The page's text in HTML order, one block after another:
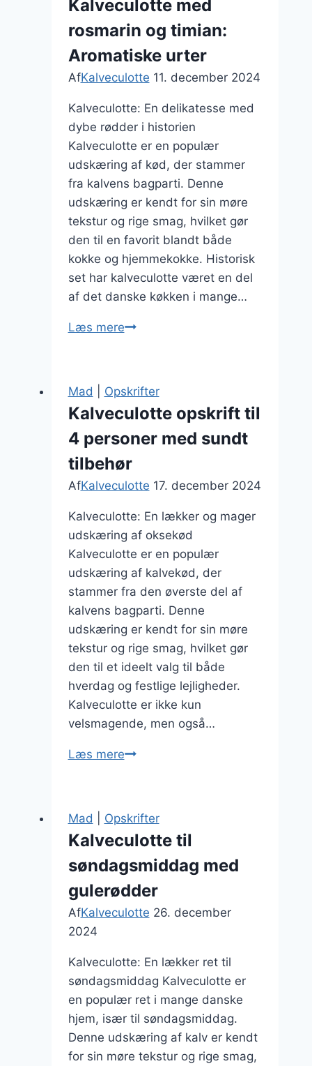
Kalveculotte med
rosmarin og timian:
Aromatiske urter
AfKalveculotte 11. december 2024
Kalveculotte: En delikatesse med
dybe rødder i historien
Kalveculotte er en populær
udskæring af kød, der stammer
fra kalvens bagparti. Denne
udskæring er kendt for sin møre
tekstur og rige smag, hvilket gør
den til en favorit blandt både
kokke og hjemmekokke. Historisk
set har kalveculotte været en del
af det danske køkken i mange…
Læs mereKalveculotte
og
Aromatiske
urter
Mad Opskrifter
Kalveculotte opskrift til
4 personer med sundt
tilbehør
AfKalveculotte 17. december 2024
Kalveculotte: En lækker og mager
udskæring af oksekød
Kalveculotte er en populær
udskæring af kalvekød, der
stammer fra den øverste del af
kalvens bagparti. Denne
udskæring er kendt for sin møre
tekstur og rige smag, hvilket gør
den til et ideelt valg til både
hverdag og festlige lejligheder.
Kalveculotte er ikke kun
velsmagende, men også…
Læs mereKalveculotte
4
med
sundt
tilbehør
Mad Opskrifter
Kalveculotte til
søndagsmiddag med
gulerødder
AfKalveculotte 26. december
2024
Kalveculotte: En lækker ret til
søndagsmiddag Kalveculotte er
en populær ret i mange danske
hjem, især til søndagsmiddag.
Denne udskæring af kalv er kendt
for sin møre tekstur og rige smag,